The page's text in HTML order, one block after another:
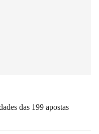
das 199 apostas